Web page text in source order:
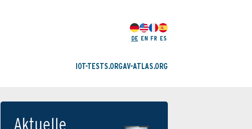
DE EN FR ES
IOT-TESTS.ORGAV-ATLAS.ORG
Aktuelle